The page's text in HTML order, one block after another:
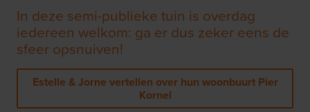
In deze semi-publieke tuin is overdag
iedereen welkom: ga er dus zeker eens de
sfeer opsnuiven!
Estelle & Jorne vertellen over hun woonbuurt Pier
Kornel